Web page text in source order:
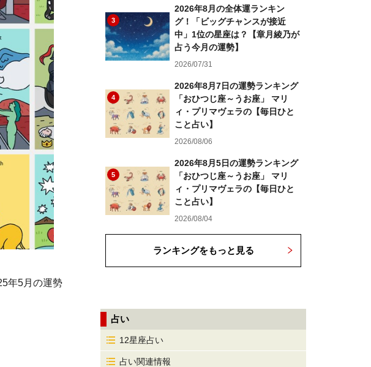
年5月の運勢
3
2026年8月の全体運ランキン
グ！「ビッグチャンスが接近
中」1位の星座は？【章月綾乃が
占う今月の運勢】
2026/07/31
4
2026年8月7日の運勢ランキング
「おひつじ座～うお座」 マリ
ィ・プリマヴェラの【毎日ひと
こと占い】
2026/08/06
5
2026年8月5日の運勢ランキング
「おひつじ座～うお座」 マリ
ィ・プリマヴェラの【毎日ひと
こと占い】
2026/08/04
ランキングをもっと見る
占い
12星座占い
占い関連情報